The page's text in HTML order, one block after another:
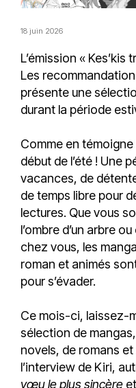
18 juin 2026
L’émission « Kes’kis
Les
présente une
durant la période
Comme en
début de l’été ! Une
vacances, de
de temps libre pour
lectures. Que vous
l’ombre d’un arbre
chez vous, les
roman et animés
pour s’évader.
Ce mois-ci, laissez-
sélection de
novels, de romans
l’interview de Kiri,
vœu le plus sincère